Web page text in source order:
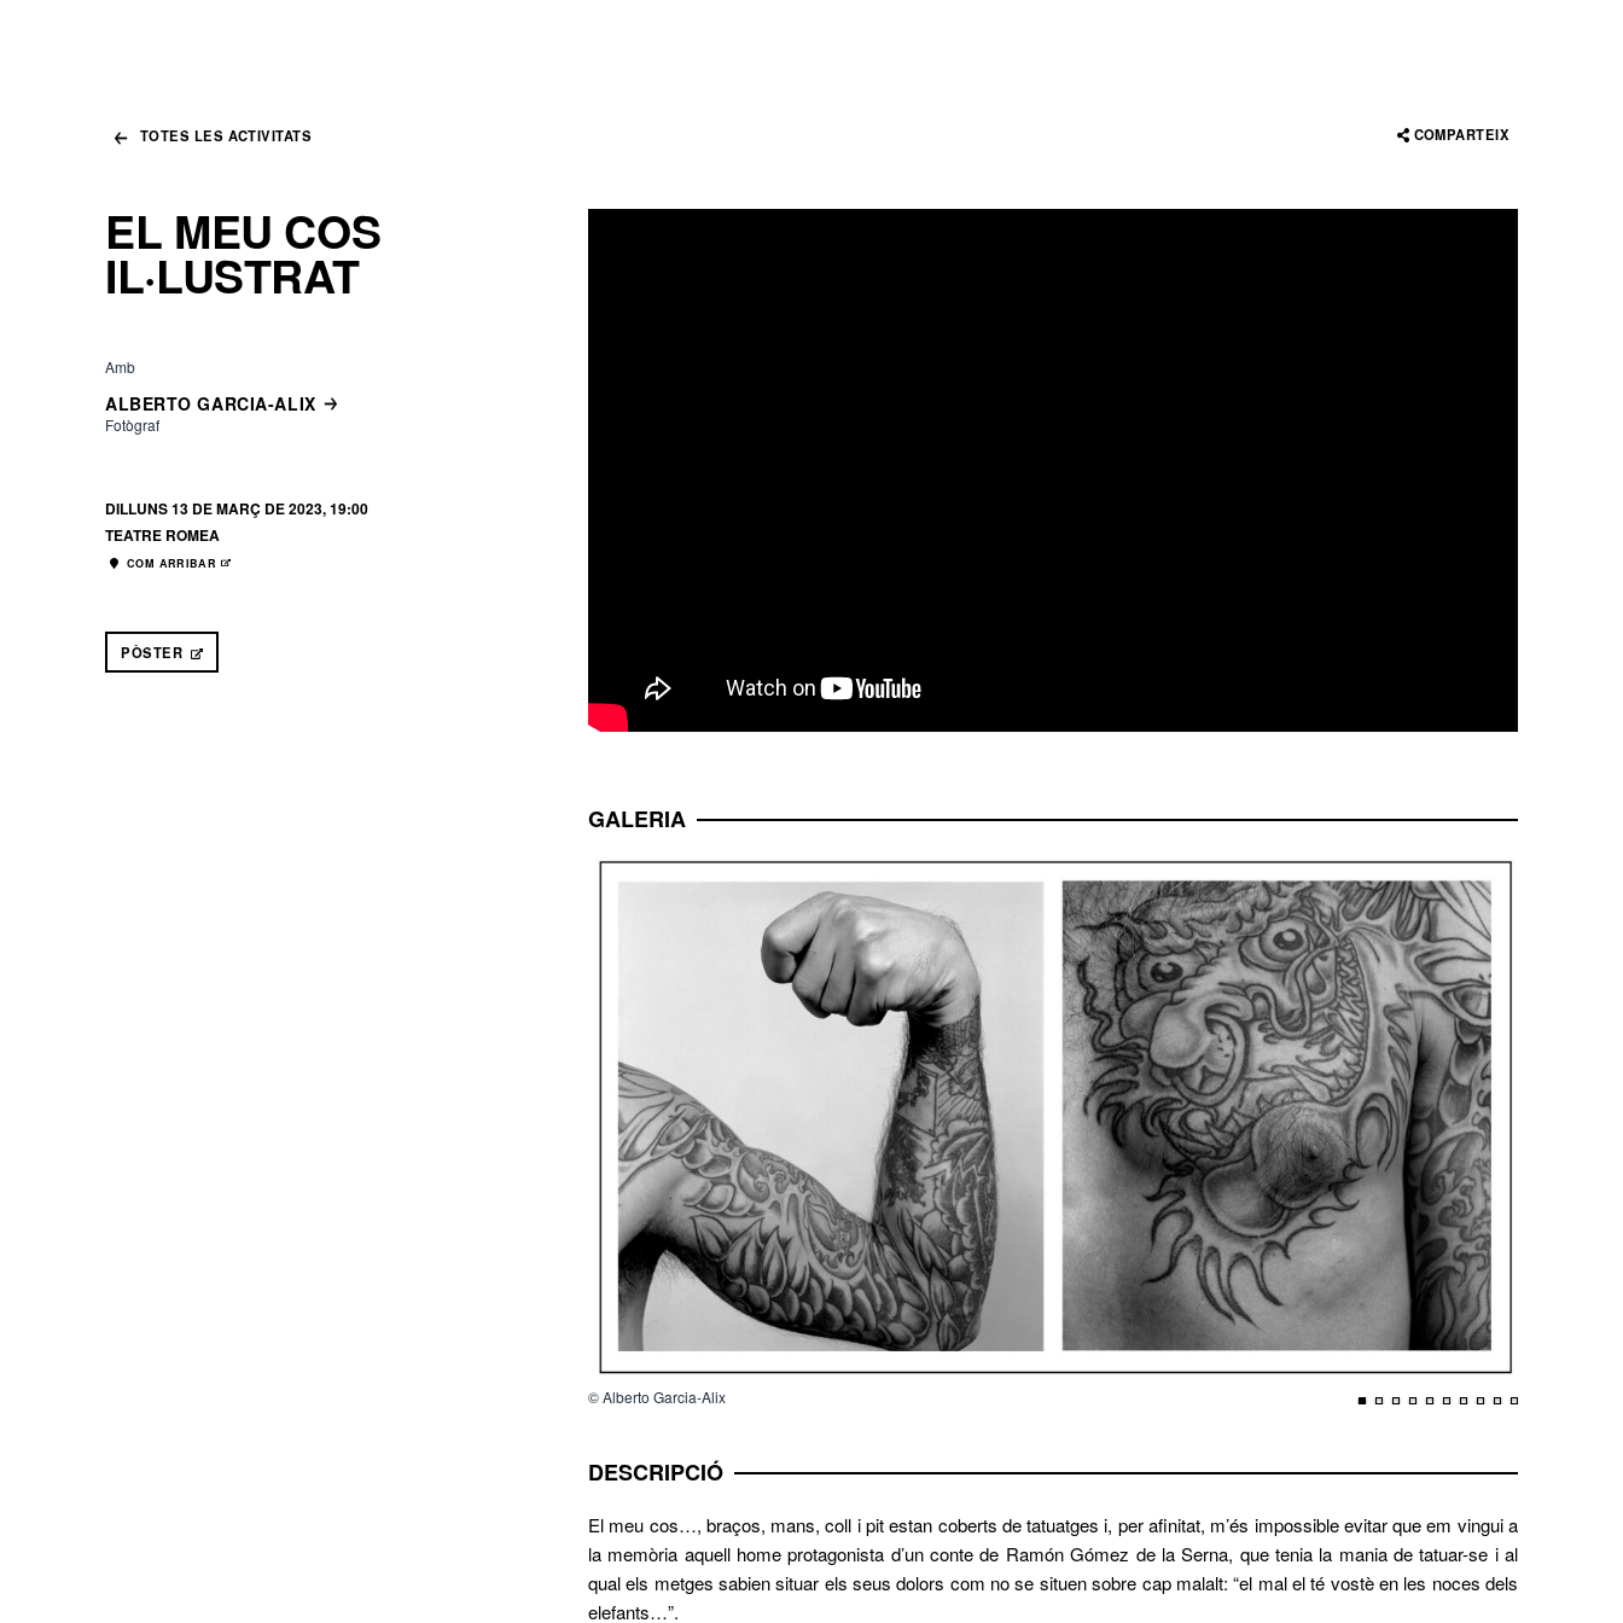
TOTES LES ACTIVITATS COMPARTEIX
EL MEU COS
IL·LUSTRAT
Amb
ALBERTO GARCIA-ALIX
Fotògraf
DILLUNS 13 DE MARÇ DE 2023, 19:00
TEATRE ROMEA
COM ARRIBAR ABRE EN NUEVA VENTANA
PÒSTER ABRE EN NUEVA VENTANA
GALERIA
© Alberto Garcia-Alix
DESCRIPCIÓ
El meu cos…, braços, mans, coll i pit estan coberts de tatuatges i, per afinitat, m’és impossible evitar que em vingui a
la memòria aquell home protagonista d’un conte de Ramón Gómez de la Serna, que tenia la mania de tatuar-se i al
qual els metges sabien situar els seus dolors com no se situen sobre cap malalt: “el mal el té vostè en les noces dels
elefants…”.